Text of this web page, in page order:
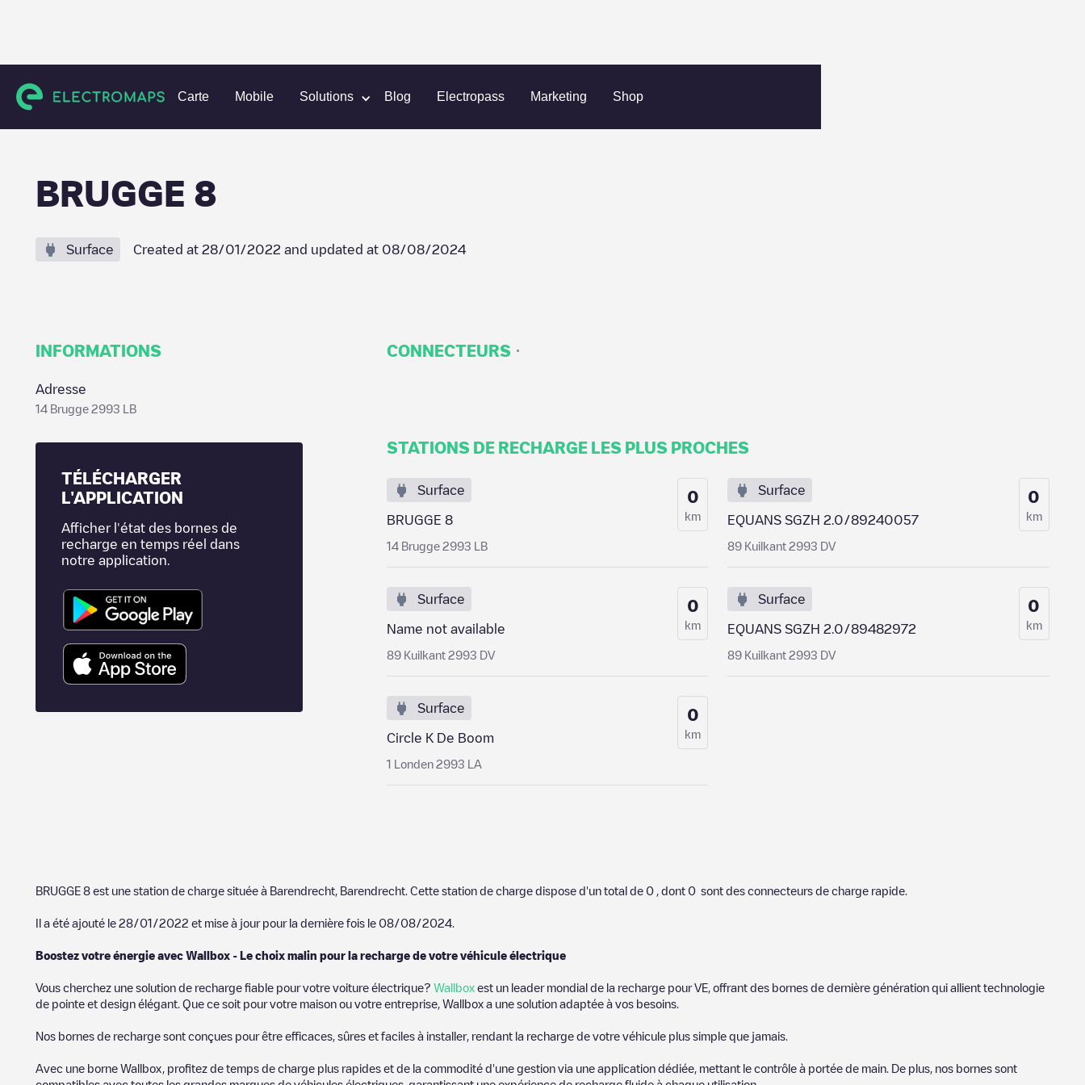
Carte Mobile Solutions Blog Electropass Marketing Shop
Charging stations Pays-Bas Barendrecht Barendrecht BRUGGE 8
BRUGGE 8
Surface Created at 28/01/2022 and updated at 08/08/2024
INFORMATIONS
Adresse
14 Brugge 2993 LB
TÉLÉCHARGER
L'APPLICATION
Afficher l'état des bornes de
recharge en temps réel dans
notre application.
CONNECTEURS ·
STATIONS DE RECHARGE LES PLUS PROCHES
Surface
BRUGGE 8
14 Brugge 2993 LB
0
km
Surface
EQUANS SGZH 2.0/89240057
89 Kuilkant 2993 DV
0
km
Surface
Name not available
89 Kuilkant 2993 DV
0
km
Surface
EQUANS SGZH 2.0/89482972
89 Kuilkant 2993 DV
0
km
Surface
Circle K De Boom
1 Londen 2993 LA
0
km
BRUGGE 8 est une station de charge située à Barendrecht Barendrecht . Cette station de charge dispose d'un total de 0 , dont 0 sont des connecteurs de charge rapide.
Il a été ajouté le 28/01/2022 et mise à jour pour la dernière fois le 08/08/2024
Boostez votre énergie avec Wallbox - Le choix malin pour la recharge de votre véhicule électrique
Vous cherchez une solution de recharge fiable pour votre voiture électrique? Wallbox est un leader mondial de la recharge pour VE, offrant des bornes de dernière génération qui allient technologie
de pointe et design élégant. Que ce soit pour votre maison ou votre entreprise, Wallbox a une solution adaptée à vos besoins.
Nos bornes de recharge sont conçues pour être efficaces, sûres et faciles à installer, rendant la recharge de votre véhicule plus simple que jamais.
Avec une borne Wallbox, profitez de temps de charge plus rapides et de la commodité d'une gestion via une application dédiée, mettant le contrôle à portée de main. De plus, nos bornes sont